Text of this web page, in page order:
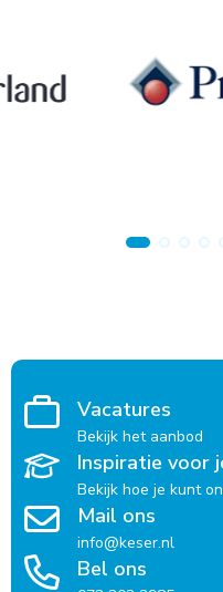
Vacatures
Bekijk het aanbod
Inspiratie voor
Bekijk hoe je kunt
Mail ons
info@keser.nl
Bel ons